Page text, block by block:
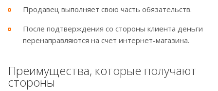
Продавец выполняет свою часть обязательств.
После подтверждения со стороны клиента деньги
перенаправляются на счет интернет-магазина.
Преимущества, которые получают
стороны